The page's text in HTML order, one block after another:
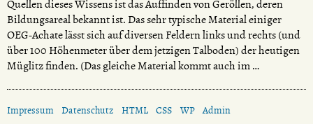
Quellen dieses Wissens ist das Auffinden von Geröllen, deren
Bildungsareal bekannt ist. Das sehr typische Material einiger
OEG-Achate lässt sich auf diversen Feldern links und rechts (und
über 100 Höhenmeter über dem jetzigen Talboden) der heutigen
Müglitz finden. (Das gleiche Material kommt auch im …
Impressum Datenschutz HTML CSS WP Admin